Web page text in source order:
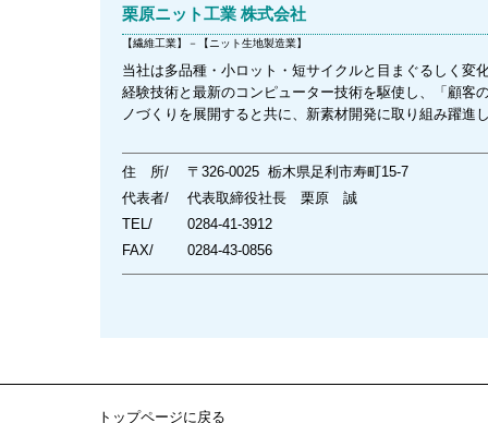
栗原ニット工業 株式会社
【繊維工業】－【ニット生地製造業】
当社は多品種・小ロット・短サイクルと目まぐるしく変
経験技術と最新のコンピューター技術を駆使し、「顧客
ノづくりを展開すると共に、新素材開発に取り組み躍進
住 所/
〒326-0025 栃木県足利市寿町15-7
代表者/
代表取締役社長 栗原 誠
TEL/
0284-41-3912
FAX/
0284-43-0856
トップページに戻る